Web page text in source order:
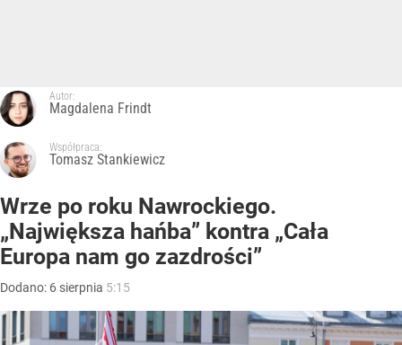
Autor:
Magdalena Frindt
Współpraca:
Tomasz Stankiewicz
Wrze po roku Nawrockiego.
„Największa hańba” kontra „Cała
Europa nam go zazdrości”
Dodano: 6 sierpnia 5:15